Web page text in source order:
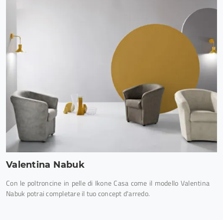
Valentina Nabuk
Con le poltroncine in pelle di Ikone Casa come il modello Valentina
Nabuk potrai completare il tuo concept d'arredo.